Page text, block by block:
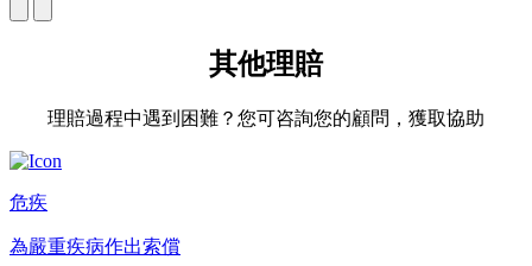
其他理賠
理賠過程中遇到困難？您可咨詢您的顧問，獲取協助
危疾
為嚴重疾病作出索償